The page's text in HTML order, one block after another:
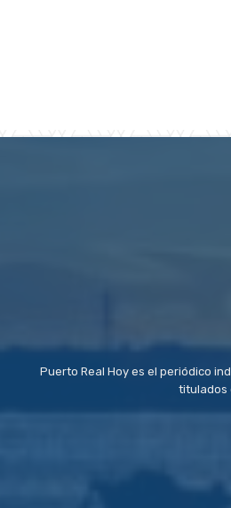
Puerto Real Hoy es el periódico
titulados